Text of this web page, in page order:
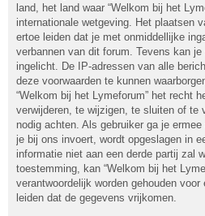
land, het land waar “Welkom bij het
internationale wetgeving. Het plaatsen
ertoe leiden dat je met onmiddellijke
verbannen van dit forum. Tevens kan
ingelicht. De IP-adressen van alle
deze voorwaarden te kunnen
“Welkom bij het Lymeforum” het recht
verwijderen, te wijzigen, te sluiten of te
nodig achten. Als gebruiker ga je
je bij ons invoert, wordt opgeslagen in
informatie niet aan een derde partij zal
toestemming, kan “Welkom bij het
verantwoordelijk worden gehouden
leiden dat de gegevens vrijkomen.